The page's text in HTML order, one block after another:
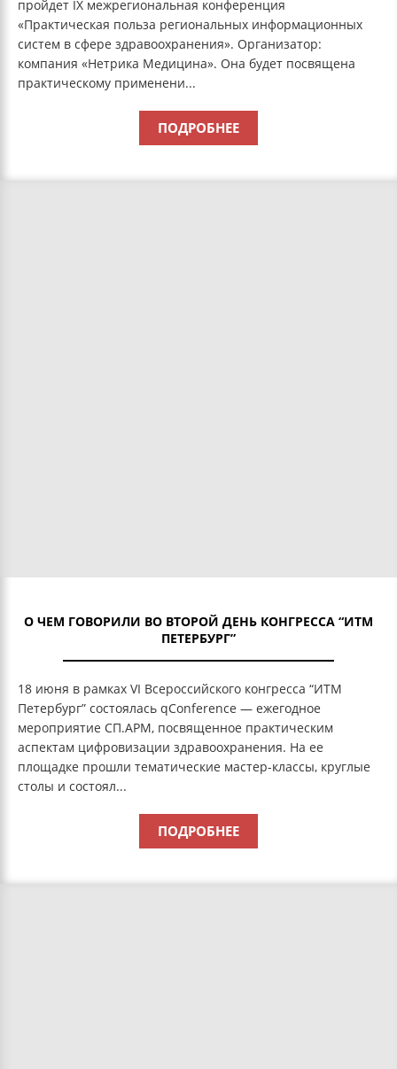
пройдет IX межрегиональная конференция
«Практическая польза региональных информационных
систем в сфере здравоохранения». Организатор:
компания «Нетрика Медицина». Она будет посвящена
практическому применени...
ПОДРОБНЕЕ
О ЧЕМ ГОВОРИЛИ ВО ВТОРОЙ ДЕНЬ КОНГРЕССА “ИТМ
ПЕТЕРБУРГ”
18 июня в рамках VI Всероссийского конгресса “ИТМ
Петербург” состоялась qConference — ежегодное
мероприятие СП.АРМ, посвященное практическим
аспектам цифровизации здравоохранения. На ее
площадке прошли тематические мастер-классы, круглые
столы и состоял...
ПОДРОБНЕЕ